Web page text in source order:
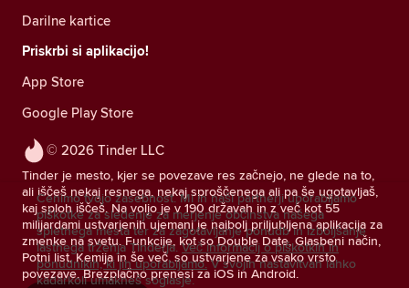
© 2026 Tinder LLC
Tinder je mesto, kjer se povezave res začnejo, ne glede na to,
ali iščeš nekaj resnega, nekaj sproščenega ali pa še ugotavljaš,
kaj sploh iščeš. Na voljo je v 190 državah in z več kot 55
milijardami ustvarjenih ujemanj je najbolj priljubljena aplikacija za
zmenke na svetu. Funkcije, kot so Double Date, Glasbeni način,
Potni list, Kemija in še več, so ustvarjene za vsako vrsto
povezave. Brezplačno prenesi za iOS in Android.
Darilne kartice
Priskrbi si aplikacijo!
App Store
Google Play Store
Cenimo tvojo zasebnost. Mi in naši partnerji uporabljamo
piškotke za sledenje za merjenje občinstva našega
spletnega mesta ter za zagotavljanje ponudb in izboljšanje
lastnega trženja Tinderja. Več informacij o piškotkih in
ponudnikih, ki jih uporabljamo. V svojih nastavitvah lahko
kadarkoli umakneš soglasje.